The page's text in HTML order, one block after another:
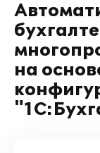
на